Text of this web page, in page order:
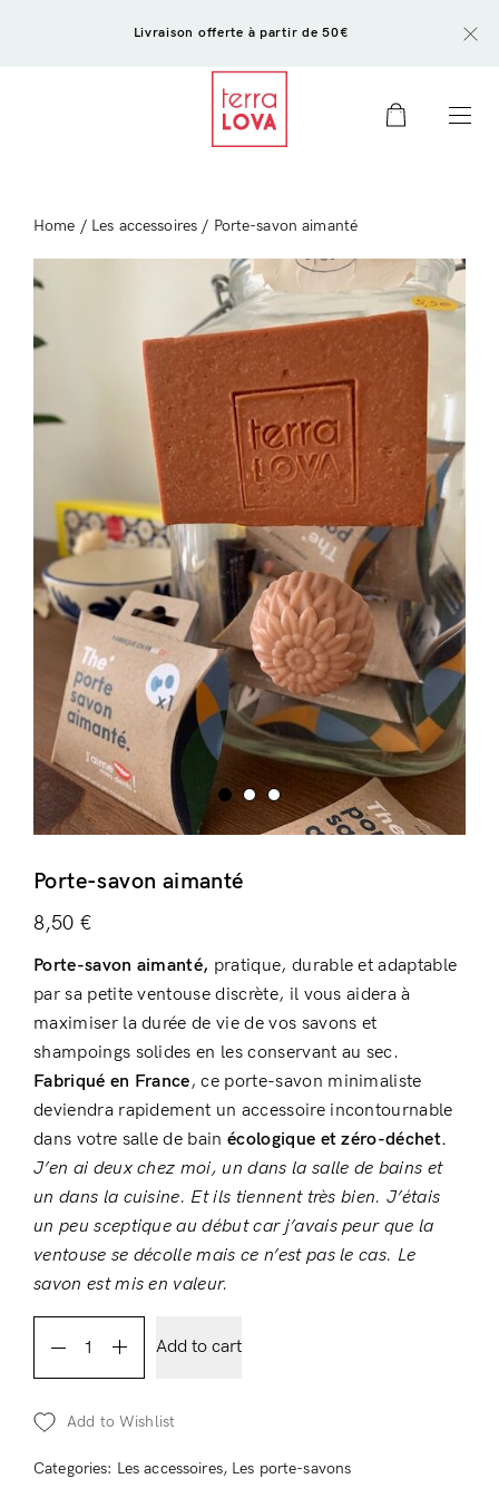
Livraison offerte à partir de 50€
Login
Remember Me
Don’t have an account?
Register
Home / Les accessoires / Porte-savon aimanté
Porte-savon aimanté
8,50 €
Porte-savon aimanté, pratique, durable et adaptable
par sa petite ventouse discrète, il vous aidera à
maximiser la durée de vie de vos savons et
shampoings solides en les conservant au sec.
Fabriqué en France, ce porte-savon minimaliste
deviendra rapidement un accessoire incontournable
dans votre salle de bain écologique et zéro-déchet.
J’en ai deux chez moi, un dans la salle de bains et
un dans la cuisine. Et ils tiennent très bien. J’étais
un peu sceptique au début car j’avais peur que la
ventouse se décolle mais ce n’est pas le cas. Le
savon est mis en valeur.
quantity
Add to cart
Add to Wishlist
Categories: Les accessoires, Les porte-savons